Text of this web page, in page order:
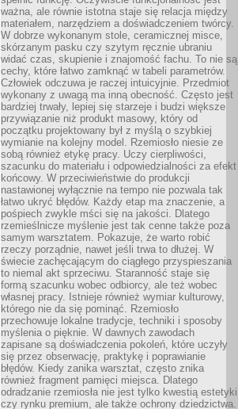
ważna, ale równie istotna staje się relacja między
materiałem, narzędziem a doświadczeniem twórcy.
W dobrze wykonanym stole, ceramicznej misce,
skórzanym pasku czy szytym ręcznie ubraniu
widać czas, skupienie i znajomość fachu. To nie są
cechy, które łatwo zamknąć w tabeli parametrów.
Człowiek odczuwa je raczej intuicyjnie. Przedmiot
wykonany z uwagą ma inną obecność. Często jest
bardziej trwały, lepiej się starzeje i budzi większe
przywiązanie niż produkt masowy, który od
początku projektowany był z myślą o szybkiej
wymianie na kolejny model. Rzemiosło niesie ze
sobą również etykę pracy. Uczy cierpliwości,
szacunku do materiału i odpowiedzialności za efekt
końcowy. W przeciwieństwie do produkcji
nastawionej wyłącznie na tempo nie pozwala tak
łatwo ukryć błędów. Każdy etap ma znaczenie, a
pośpiech zwykle mści się na jakości. Dlatego
rzemieślnicze myślenie jest tak cenne także poza
samym warsztatem. Pokazuje, że warto robić
rzeczy porządnie, nawet jeśli trwa to dłużej. W
świecie zachęcającym do ciągłego przyspieszania
to niemal akt sprzeciwu. Staranność staje się
formą szacunku wobec odbiorcy, ale też wobec
własnej pracy. Istnieje również wymiar kulturowy,
którego nie da się pominąć. Rzemiosło
przechowuje lokalne tradycje, techniki i sposoby
myślenia o pięknie. W dawnych zawodach
zapisane są doświadczenia pokoleń, które uczyły
się przez obserwację, praktykę i poprawianie
błędów. Kiedy zanika warsztat, często znika
również fragment pamięci miejsca. Dlatego
odradzanie rzemiosła nie jest tylko kwestią estetyki
czy rynku premium, ale także ochrony dziedzictwa.